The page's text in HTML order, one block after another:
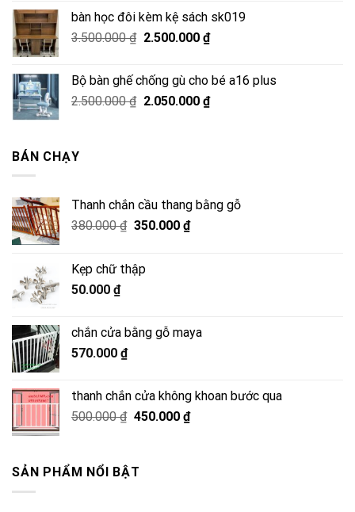
2.500.000 ₫. là:
2.050.000 ₫.
bàn học đôi kèm kệ sách sk019
3.500.000₫ Giá
3.500.000 ₫.
2.500.000 ₫Giá
là:
2.500.000 ₫.
Bộ bàn ghế chống gù cho bé a16 plus
2.500.000₫ Giá
2.050.000 ₫Giá
BÁN CHẠY
Thanh chắn cầu thang bằng gỗ
380.000₫ Giá
380.000 ₫.
350.000 ₫Giá
Kẹp chữ thập
50.000 ₫
chắn cửa bằng gỗ maya
570.000 ₫
thanh chắn cửa không khoan bước qua
500.000₫ Giá
500.000 ₫.
450.000 ₫Giá
SẢN PHẨM NỔI BẬT